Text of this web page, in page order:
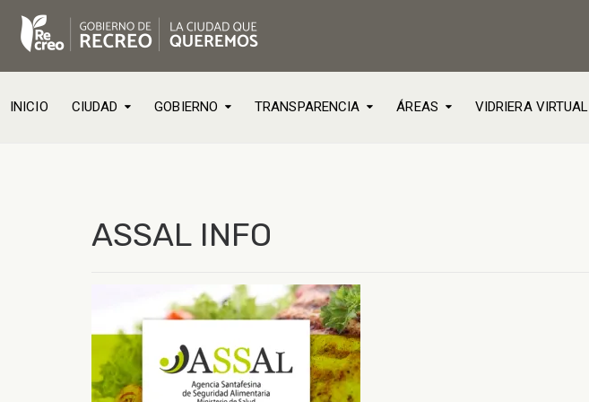
INICIO CIUDAD GOBIERNO TRANSPARENCIA ÁREAS VIDRIERA VIRTUAL
ASSAL INFO